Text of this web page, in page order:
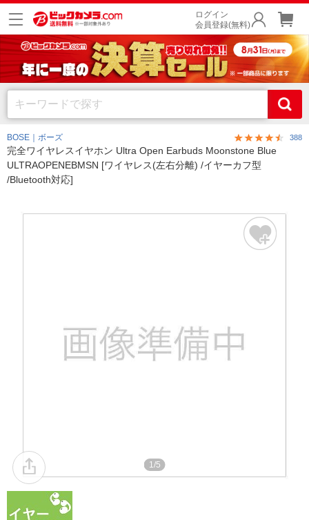
ログイン
会員登録(無料)
BOSE｜ボーズ 388
完全ワイヤレスイヤホン Ultra Open Earbuds Moonstone Blue
ULTRAOPENEBMSN [ワイヤレス(左右分離) /イヤーカフ型
/Bluetooth対応]
1/5